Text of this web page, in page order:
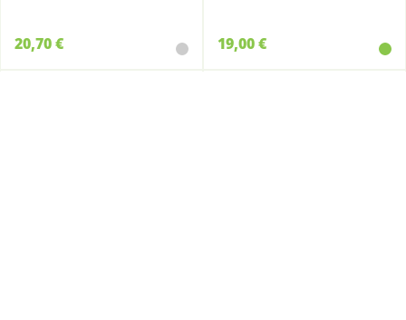
20,70 € 19,00 €